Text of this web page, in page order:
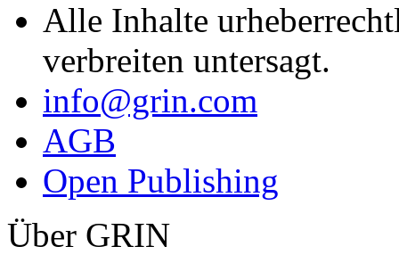
Alle Inhalte
verbreiten untersagt.
info@grin.com
AGB
Open Publishing
Über GRIN